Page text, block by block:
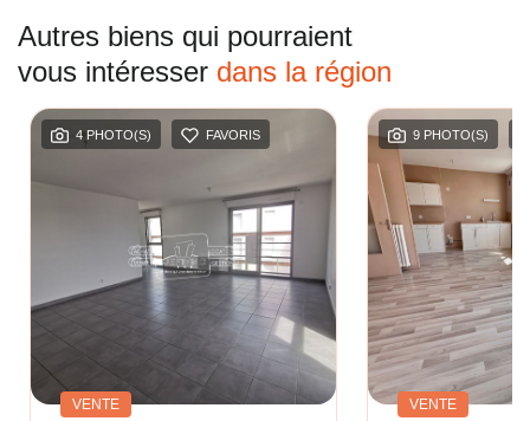
Autres biens qui pourraient
vous intéresser dans la région
4 PHOTO(S) FAVORIS
VENTE
9 PHOTO(S)
VENTE